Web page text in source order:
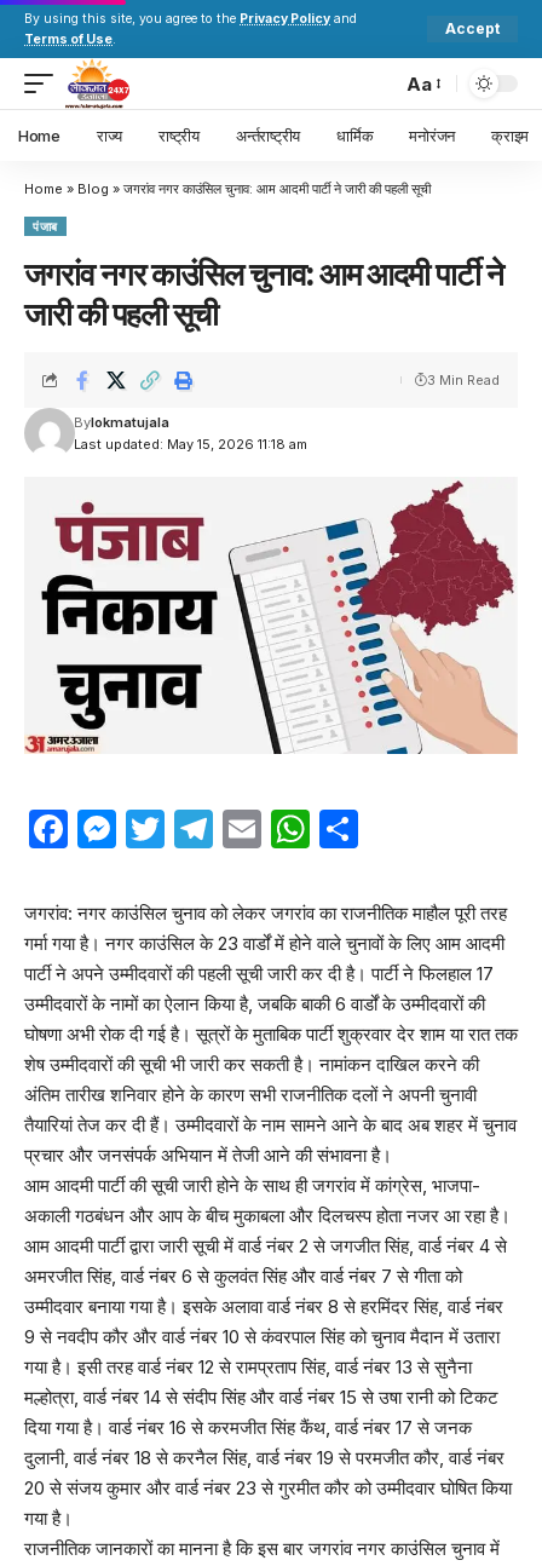
By using this site, you agree to the Privacy Policy and
Terms of Use.
Accept
Aa
Home राज्य राष्ट्रीय अर्न्तराष्ट्रीय धार्मिक मनोरंजन क्राइम
Home » Blog » जगरांव नगर काउंसिल चुनाव: आम आदमी पार्टी ने जारी की पहली सूची
पंजाब
जगरांव नगर काउंसिल चुनाव: आम आदमी पार्टी ने
जारी की पहली सूची
Last updated: May 15, 2026 11:18 am
Bylokmatujala
3 Min Read
Facebook
Messenger
Twitter
Telegram
EmailWhatsApp
जगरांव: नगर काउंसिल चुनाव को लेकर जगरांव का राजनीतिक माहौल पूरी तरह
गर्मा गया है। नगर काउंसिल के 23 वार्डों में होने वाले चुनावों के लिए आम आदमी
पार्टी ने अपने उम्मीदवारों की पहली सूची जारी कर दी है। पार्टी ने फिलहाल 17
उम्मीदवारों के नामों का ऐलान किया है, जबकि बाकी 6 वार्डों के उम्मीदवारों की
घोषणा अभी रोक दी गई है। सूत्रों के मुताबिक पार्टी शुक्रवार देर शाम या रात तक
शेष उम्मीदवारों की सूची भी जारी कर सकती है। नामांकन दाखिल करने की
अंतिम तारीख शनिवार होने के कारण सभी राजनीतिक दलों ने अपनी चुनावी
तैयारियां तेज कर दी हैं। उम्मीदवारों के नाम सामने आने के बाद अब शहर में चुनाव
प्रचार और जनसंपर्क अभियान में तेजी आने की संभावना है।
आम आदमी पार्टी की सूची जारी होने के साथ ही जगरांव में कांग्रेस, भाजपा-
अकाली गठबंधन और आप के बीच मुकाबला और दिलचस्प होता नजर आ रहा है।
आम आदमी पार्टी द्वारा जारी सूची में वार्ड नंबर 2 से जगजीत सिंह, वार्ड नंबर 4 से
अमरजीत सिंह, वार्ड नंबर 6 से कुलवंत सिंह और वार्ड नंबर 7 से गीता को
उम्मीदवार बनाया गया है। इसके अलावा वार्ड नंबर 8 से हरमिंदर सिंह, वार्ड नंबर
9 से नवदीप कौर और वार्ड नंबर 10 से कंवरपाल सिंह को चुनाव मैदान में उतारा
गया है। इसी तरह वार्ड नंबर 12 से रामप्रताप सिंह, वार्ड नंबर 13 से सुनैना
मल्होत्रा, वार्ड नंबर 14 से संदीप सिंह और वार्ड नंबर 15 से उषा रानी को टिकट
दिया गया है। वार्ड नंबर 16 से करमजीत सिंह कैंथ, वार्ड नंबर 17 से जनक
दुलानी, वार्ड नंबर 18 से करनैल सिंह, वार्ड नंबर 19 से परमजीत कौर, वार्ड नंबर
20 से संजय कुमार और वार्ड नंबर 23 से गुरमीत कौर को उम्मीदवार घोषित किया
गया है।
राजनीतिक जानकारों का मानना है कि इस बार जगरांव नगर काउंसिल चुनाव में